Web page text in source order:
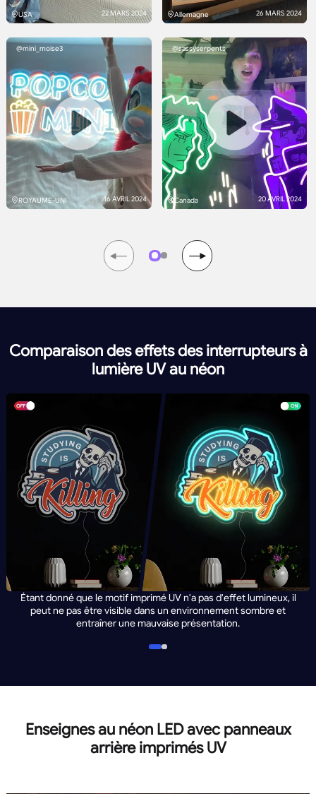
22 MARS 2024
USA 26 MARS 2024
Allemagne
@mini_moise3
16 AVRIL 2024
ROYAUME-UNI
@sassyserpents
20 AVRIL 2024
Canada
Comparaison des effets des interrupteurs à
lumière UV au néon
Étant donné que le motif imprimé UV n'a pas d'effet lumineux, il
peut ne pas être visible dans un environnement sombre et
entraîner une mauvaise présentation.
Enseignes au néon LED avec panneaux
arrière imprimés UV